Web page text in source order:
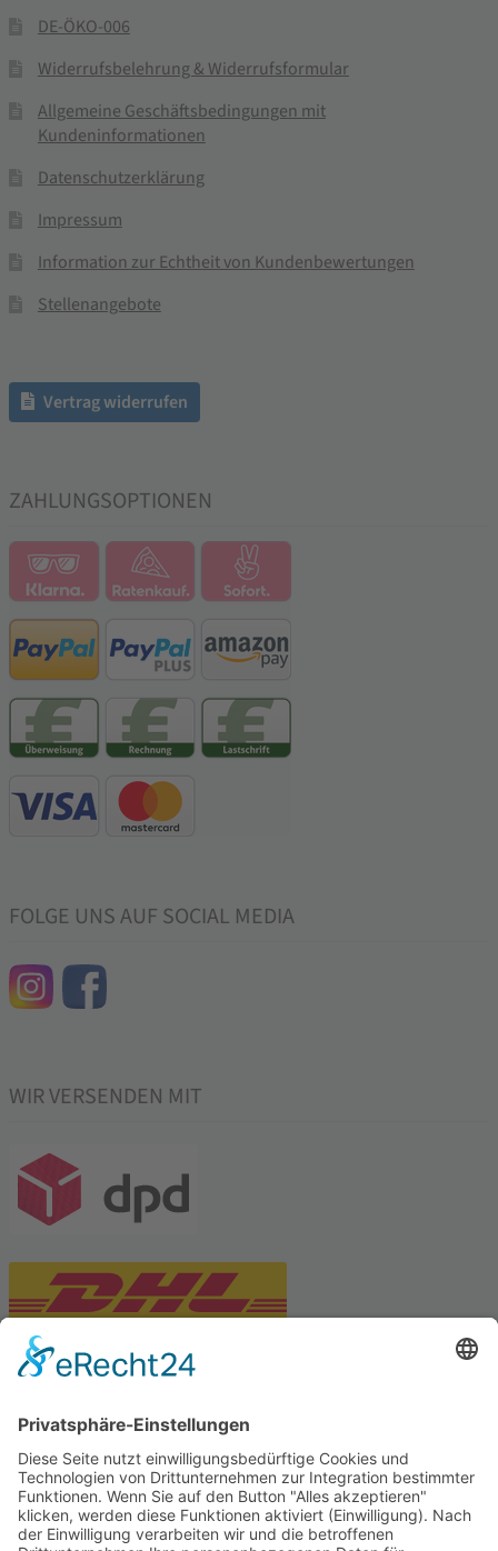
DE-ÖKO-006
Widerrufsbelehrung & Widerrufsformular
Allgemeine Geschäftsbedingungen mit
Kundeninformationen
Datenschutzerklärung
Impressum
Information zur Echtheit von Kundenbewertungen
Stellenangebote
Vertrag widerrufen
ZAHLUNGSOPTIONEN
FOLGE UNS AUF SOCIAL MEDIA
WIR VERSENDEN MIT
Tekal – Textile Lebensqualität
Exklusive moderne & Orientteppiche
Feuerwerk XXL